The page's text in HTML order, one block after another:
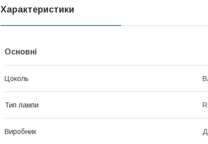
Характеристики
Основні
Цоколь
Тип лампи
Виробник